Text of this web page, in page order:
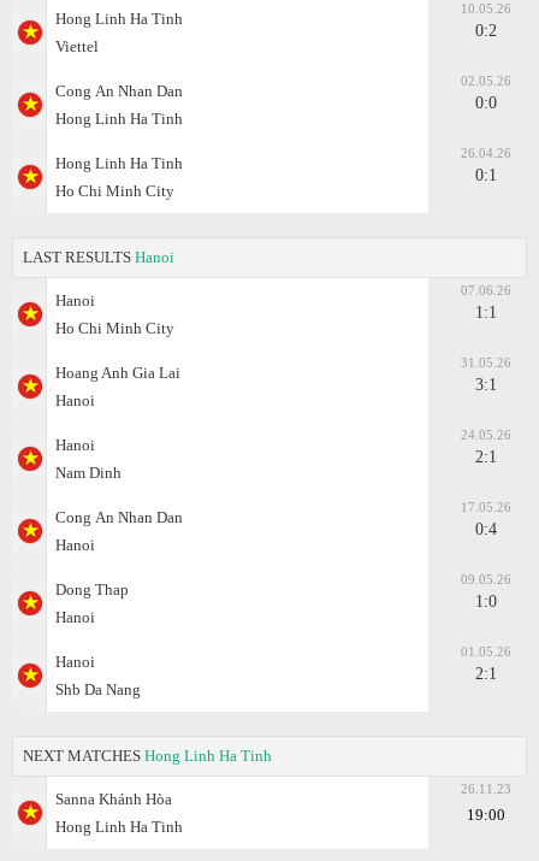
Hong Linh Ha Tinh
Viettel
10.05.26
0:2
Cong Аn Nhan Dan
Hong Linh Ha Tinh
02.05.26
0:0
Hong Linh Ha Tinh
Ho Chi Minh City
26.04.26
0:1
LAST RESULTS Hanoi
Hanoi
Ho Chi Minh City
07.06.26
1:1
Hoang Anh Gia Lai
Hanoi
31.05.26
3:1
Hanoi
Nam Dinh
24.05.26
2:1
Cong Аn Nhan Dan
Hanoi
17.05.26
0:4
Dong Thap
Hanoi
09.05.26
1:0
Hanoi
Shb Da Nang
01.05.26
2:1
NEXT MATCHES Hong Linh Ha Tinh
Sanna Khánh Hòa
Hong Linh Ha Tinh
26.11.23
19:00